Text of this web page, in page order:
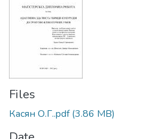
Files
Касян О.Г..pdf(3.86 MB)